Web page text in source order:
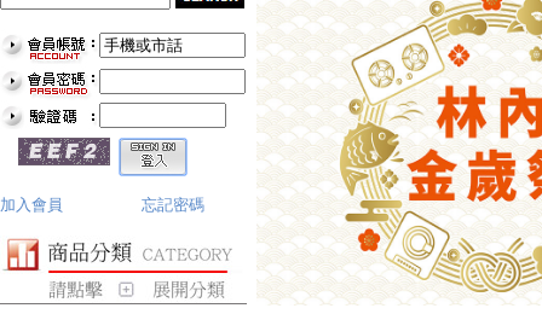
加入會員 忘記密碼